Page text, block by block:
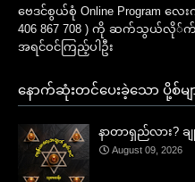
ဗေဒင်စွယ်စုံ Online Program လ
406 867 708 ) ကို ဆက်သွယ်လို်
အရင်ဝင်ကြည့်ပါဦး
နောက်ဆုံးတင်ပေးခဲ့သော ပို့စ်မျ
နာတာရှည်လား? ခ
August 09, 2026